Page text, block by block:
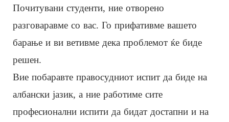
Почитувани студенти, ние отворено
разговаравме со вас. Го прифативме вашето
барање и ви ветивме дека проблемот ќе биде
решен.
Вие побаравте правосудниот испит да биде на
албански јазик, а ние работиме сите
професионални испити да бидат достапни и на